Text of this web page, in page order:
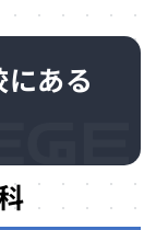
ある